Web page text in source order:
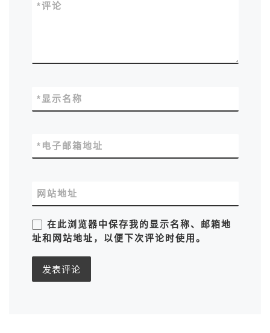
评论
*
显示名称
*
电子邮箱地址
*
网站地址
在此浏览器中保存我的显示名称、邮箱地
址和网站地址，以便下次评论时使用。